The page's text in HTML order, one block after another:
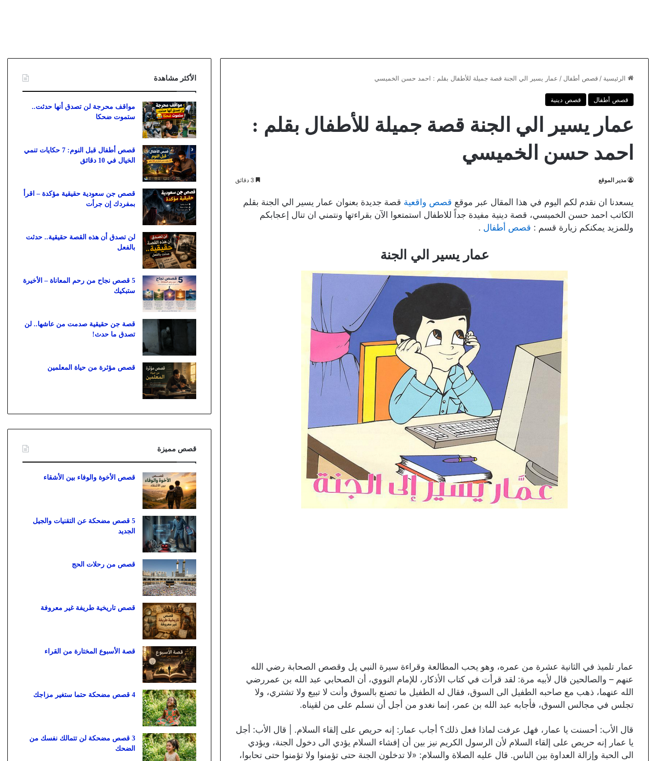
الرئيسية / قصص أطفال / عمار يسير الي الجنة قصة جميلة للأطفال بقلم : احمد حسن الخميسي
قصص أطفال قصص دينية
عمار يسير الي الجنة قصة جميلة للأطفال بقلم :
احمد حسن الخميسي
مدير الموقع
يسعدنا ان نقدم لكم اليوم في هذا المقال عبر موقع قصص واقعية قصة جديدة بعنوان عمار يسير الي الجنة بقلم
الكاتب احمد حسن الخميسي، قصة دينية مفيدة جداً للاطفال استمتعوا الآن بقراءتها ونتمني ان تنال إعجابكم
وللمزيد يمكنكم زيارة قسم : قصص أطفال .
عمار يسير الي الجنة
عمار تلميذ في الثانية عشرة من عمره، وهو يحب المطالعة وقراءة سيرة النبي پل وقصص الصحابة رضي الله
عنهم – والصالحين قال لأبيه مرة: لقد قرأت في كتاب الأذكار، للإمام النووي، أن الصحابي عبد الله بن عمررضي
الله عنهما، ذهب مع صاحبه الطفيل الى السوق، فقال له الطفيل ما تصنع بالسوق وأنت لا تبيع ولا تشتري، ولا
تجلس في مجالس السوق، فأجابه عبد الله بن عمر، إنما نغدو من أجل أن نسلم على من لقيناه.
قال الأب: أحسنت يا عمار، فهل عرفت لماذا فعل ذلك؟ أجاب عمار: إنه حريص على إلقاء السلام. | قال الأب: أجل
یا عمار إنه حريص على إلقاء السلام لأن الرسول الكريم نیز بين أن إفشاء السلام يؤدي الى دخول الجنة، ويؤدي
الى الحبة وإزالة العداوة بين الناس. قال عليه الصلاة والسلام: «لا تدخلون الجنة حتى تؤمنوا ولا تؤمنوا حتى تحابوا،
الأكثر مشاهدة
مواقف محرجة لن تصدق أنها حدثت..
ستموت ضحكا
قصص أطفال قبل النوم: 7 حكايات تنمي
الخيال في 10 دقائق
قصص جن سعودية حقيقية مؤكدة – اقرأ
بمفردك إن جرأت
لن تصدق أن هذه القصة حقيقية.. حدثت
بالفعل
5 قصص نجاح من رحم المعاناة – الأخيرة
ستبكيك
قصة جن حقيقية صدمت من عاشها.. لن
تصدق ما حدث!
قصص مؤثرة من حياة المعلمين
قصص مميزة
قصص الأخوة والوفاء بين الأشقاء
5 قصص مضحكة عن التقنيات والجيل
الجديد
قصص من رحلات الحج
قصص تاريخية طريفة غير معروفة
قصة الأسبوع المختارة من القراء
4 قصص مضحكة حتما ستغير مزاجك
3 قصص مضحكة لن تتمالك نفسك من
الضحك